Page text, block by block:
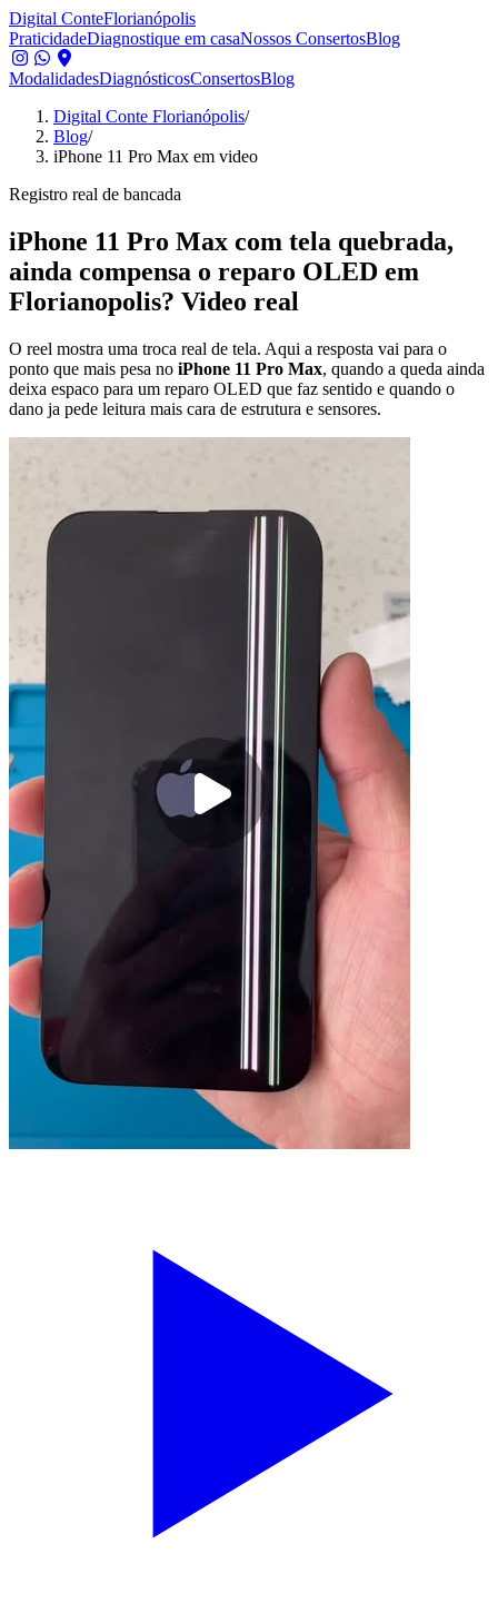
Digital ConteFlorianópolis
PraticidadeDiagnostique em casaNossos ConsertosBlog
ModalidadesDiagnósticosConsertosBlog
Digital Conte Florianópolis/
Blog/
iPhone 11 Pro Max em video
Registro real de bancada
iPhone 11 Pro Max com tela quebrada,
ainda compensa o reparo OLED em
Florianopolis? Video real
O reel mostra uma troca real de tela. Aqui a resposta vai para o
ponto que mais pesa no iPhone 11 Pro Max, quando a queda ainda
deixa espaco para um reparo OLED que faz sentido e quando o
dano ja pede leitura mais cara de estrutura e sensores.